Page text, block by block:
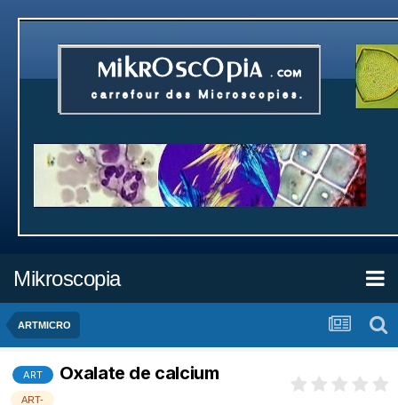
Mikroscopia
ARTMICRO
ART Oxalate de calcium
ART-